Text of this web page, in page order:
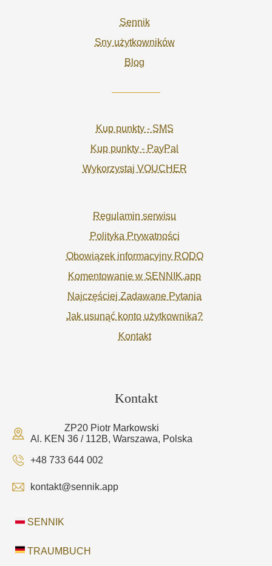
Sennik
Sny użytkowników
Blog
Kup punkty - SMS
Kup punkty - PayPal
Wykorzystaj VOUCHER
Regulamin serwisu
Polityka Prywatności
Obowiązek informacyjny RODO
Komentowanie w SENNIK.app
Najczęściej Zadawane Pytania
Jak usunąć konto użytkownika?
Kontakt
Kontakt
ZP20 Piotr Markowski
Al. KEN 36 / 112B, Warszawa, Polska
+48 733 644 002
kontakt@sennik.app
SENNIK
TRAUMBUCH